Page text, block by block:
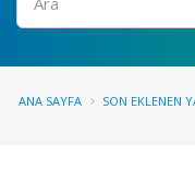
ANA SAYFA SON EKLENEN